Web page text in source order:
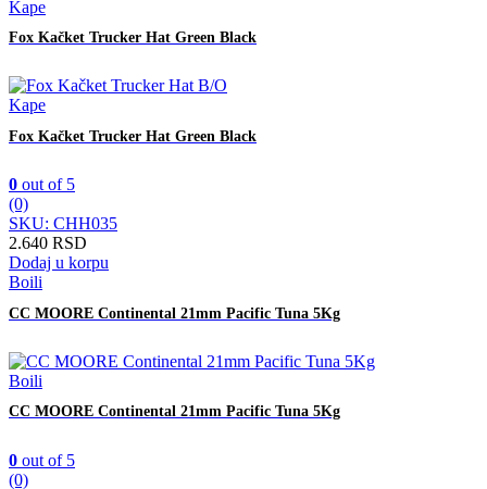
Kape
Fox Kačket Trucker Hat Green Black
Kape
Fox Kačket Trucker Hat Green Black
0 out of 5
(0)
SKU: CHH035
2.640 RSD
Dodaj u korpu
Boili
CC MOORE Continental 21mm Pacific Tuna 5Kg
Boili
CC MOORE Continental 21mm Pacific Tuna 5Kg
0 out of 5
(0)